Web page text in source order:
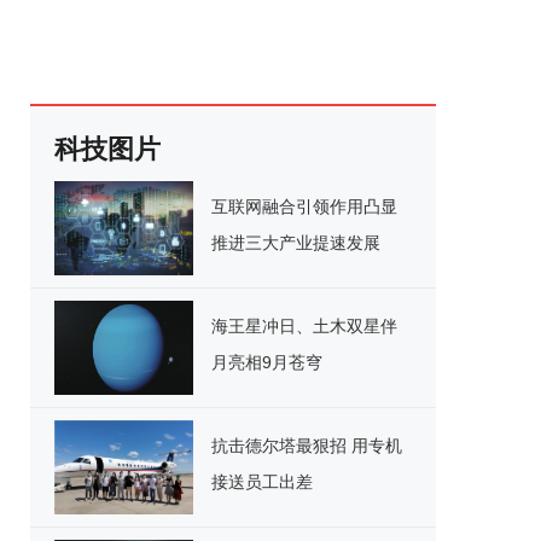
科技图片
互联网融合引领作用凸显
推进三大产业提速发展
海王星冲日、土木双星伴
月亮相9月苍穹
抗击德尔塔最狠招 用专机
接送员工出差